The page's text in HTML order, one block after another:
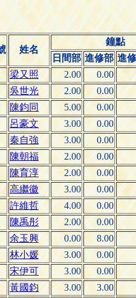
姓名
鐘點
日間部 進修部 進
梁又照 2.00
0.00
吳世光 2.00
0.00
陳鈞同 5.00
0.00
呂豪文 3.00
0.00
秦自強 3.00
0.00
陳朝福 2.00
0.00
陳育淳 2.00
0.00
高繼徽 3.00
0.00
許維哲 4.00
0.00
陳禹彤 2.00
0.00
余玉興 0.00
8.00
林小媛 3.00
0.00
宋伊可 3.00
0.00
黃國鈞 3.00
3.00